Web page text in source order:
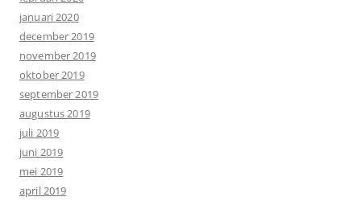
januari 2020
december 2019
november 2019
oktober 2019
september 2019
augustus 2019
juli 2019
juni 2019
mei 2019
april 2019